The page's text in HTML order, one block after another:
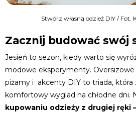
Stwórz własną odzież DIY / Fot.
Zacznij budować swój
Jesień to sezon, kiedy warto się
modowe eksperymenty. Oversizowe
piżamy i akcenty DIY to triada, która
komfortowy wyglad na chłodne dni.
kupowaniu odzieży z drugiej ręki –